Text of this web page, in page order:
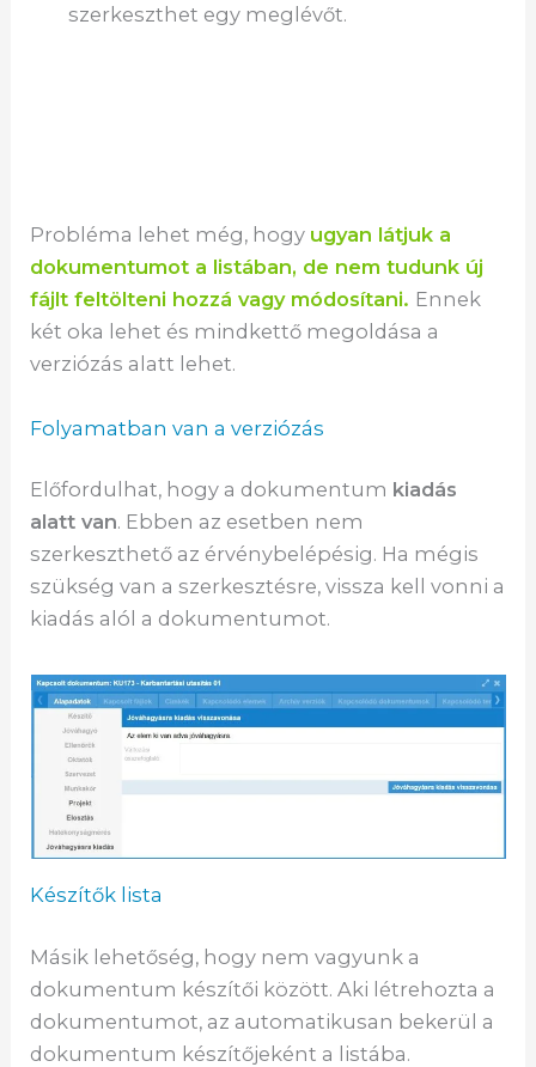
szerkeszthet egy meglévőt.
Probléma lehet még, hogy ugyan látjuk a
dokumentumot a listában, de nem tudunk új
fájlt feltölteni hozzá vagy módosítani. Ennek
két oka lehet és mindkettő megoldása a
verziózás alatt lehet.
Folyamatban van a verziózás
Előfordulhat, hogy a dokumentum kiadás
alatt van. Ebben az esetben nem
szerkeszthető az érvénybelépésig. Ha mégis
szükség van a szerkesztésre, vissza kell vonni a
kiadás alól a dokumentumot.
Készítők lista
Másik lehetőség, hogy nem vagyunk a
dokumentum készítői között. Aki létrehozta a
dokumentumot, az automatikusan bekerül a
dokumentum készítőjeként a listába.